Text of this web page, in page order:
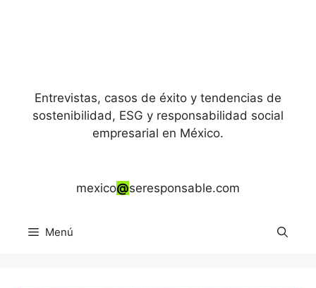
Entrevistas, casos de éxito y tendencias de
sostenibilidad, ESG y responsabilidad social
empresarial en México.
mexico@seresponsable.com
Menú